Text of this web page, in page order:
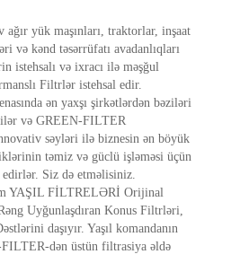
yük maşınları, traktorlar, inşaat
və kənd təsərrüfatı avadanlıqları
istehsalı və ixracı ilə məşğul
Filtrlər istehsal edir.
ən yaxşı şirkətlərdən bəziləri
və GREEN-FILTER
səyləri ilə biznesin ən böyük
təmiz və güclü işləməsi üçün
Siz də etməlisiniz.
YAŞIL FİLTRELƏRİ Orijinal
Uyğunlaşdıran Konus Filtrləri,
daşıyır. Yaşıl komandanın
dən üstün filtrasiya əldə